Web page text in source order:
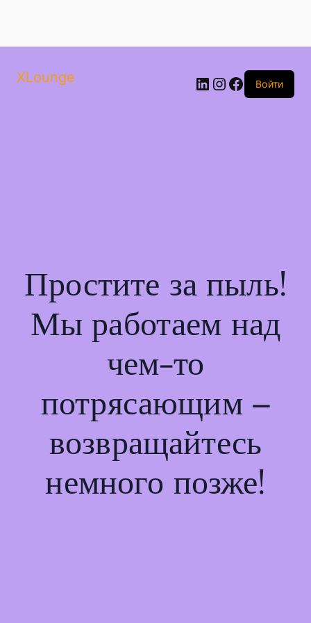
XLounge Войти
Простите за пыль!
Мы работаем над
чем-то
потрясающим –
возвращайтесь
немного позже!